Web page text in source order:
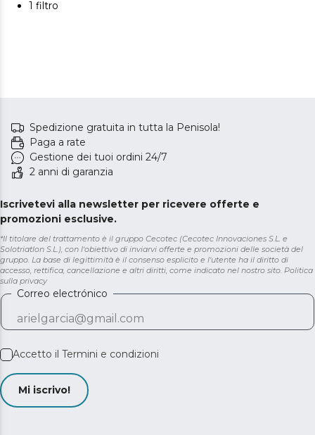
1 filtro
Spedizione gratuita in tutta la Penisola!
Paga a rate
Gestione dei tuoi ordini 24/7
2 anni di garanzia
Iscrivetevi alla newsletter per ricevere offerte e
promozioni esclusive.
*Il titolare del trattamento è il gruppo Cecotec (Cecotec Innovaciones S.L. e
Solotriatlon S.L.), con l'obiettivo di inviarvi offerte e promozioni delle società del
gruppo. La base di legittimità è il consenso esplicito e l'utente ha il diritto di
accesso, rettifica, cancellazione e altri diritti, come indicato nel nostro sito. Politica
sulla privacy
Correo electrónico
Accetto il Termini e condizioni
Mi iscrivo!